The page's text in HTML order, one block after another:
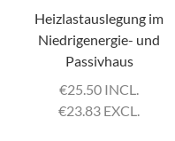
Heizlastauslegung im
Niedrigenergie- und
Passivhaus
€25.50 INCL.
€23.83 EXCL.